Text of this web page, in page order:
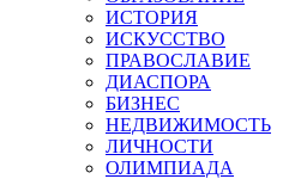
ИСТОРИЯ
ИСКУССТВО
ПРАВОСЛАВИЕ
ДИАСПОРА
БИЗНЕС
НЕДВИЖИМОСТЬ
ЛИЧНОСТИ
ОЛИМПИАДА